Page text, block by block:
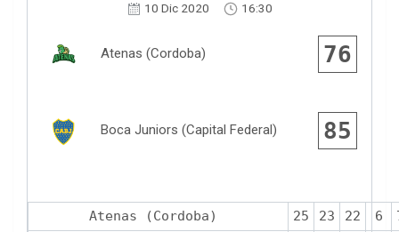
10 Dic 2020 16:30
Atenas (Cordoba) 76
Boca Juniors (Capital Federal) 85
Atenas (Cordoba) 25 23 22 6